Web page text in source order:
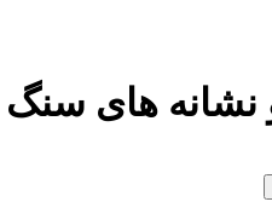
نشانه های سنگ